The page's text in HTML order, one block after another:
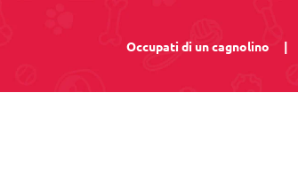
Occupati di un cagnolino |